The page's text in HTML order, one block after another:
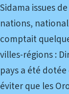
Sidama issues
nations,
comptait
villes-régions :
pays a été
éviter que les